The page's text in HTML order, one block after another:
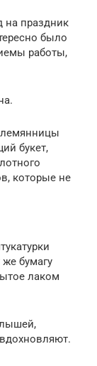
на праздник
было
работы,
букет,
которые не
бумагу
лаком